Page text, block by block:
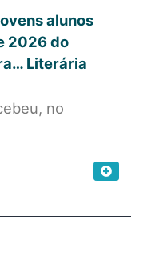
alunos
2026 do
Literária
no